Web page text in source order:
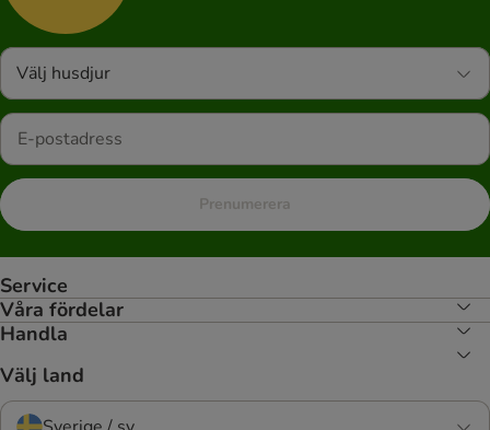
Välj husdjur
Prenumerera
Service
Våra fördelar
Handla
Välj land